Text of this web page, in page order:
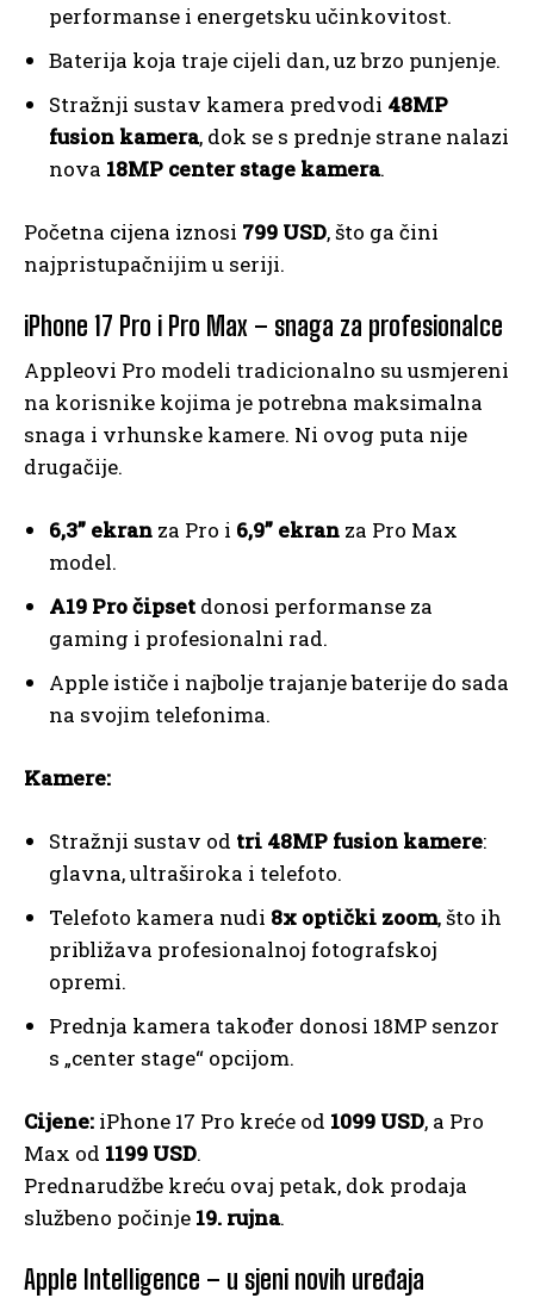
performanse i energetsku učinkovitost.
Baterija koja traje cijeli dan, uz brzo punjenje.
Stražnji sustav kamera predvodi 48MP
fusion kamera, dok se s prednje strane nalazi
nova 18MP center stage kamera.
Početna cijena iznosi 799 USD, što ga čini
najpristupačnijim u seriji.
iPhone 17 Pro i Pro Max – snaga za profesionalce
Appleovi Pro modeli tradicionalno su usmjereni
na korisnike kojima je potrebna maksimalna
snaga i vrhunske kamere. Ni ovog puta nije
drugačije.
6,3” ekran za Pro i 6,9” ekran za Pro Max
model.
A19 Pro čipset donosi performanse za
gaming i profesionalni rad.
Apple ističe i najbolje trajanje baterije do sada
na svojim telefonima.
Kamere:
Stražnji sustav od tri 48MP fusion kamere:
glavna, ultraširoka i telefoto.
Telefoto kamera nudi 8x optički zoom, što ih
približava profesionalnoj fotografskoj
opremi.
Prednja kamera također donosi 18MP senzor
s „center stage“ opcijom.
Cijene: iPhone 17 Pro kreće od 1099 USD, a Pro
Max od 1199 USD.
Prednarudžbe kreću ovaj petak, dok prodaja
službeno počinje 19. rujna.
Apple Intelligence – u sjeni novih uređaja